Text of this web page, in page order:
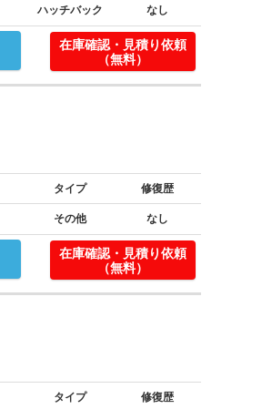
ハッチバック なし
在庫確認・見積り依頼
（無料）
タイプ 修復歴
その他 なし
在庫確認・見積り依頼
（無料）
タイプ 修復歴